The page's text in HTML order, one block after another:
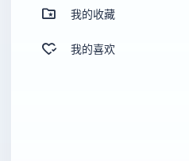
我的收藏
我的喜欢